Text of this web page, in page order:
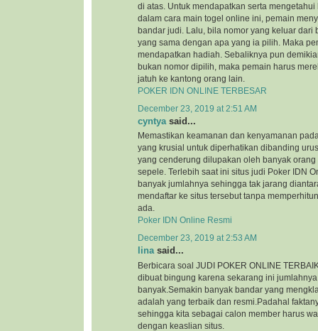
di atas. Untuk mendapatkan serta
dalam cara main togel online ini, pemain
bandar judi. Lalu, bila nomor yang keluar dari
yang sama dengan apa yang ia pilih. Maka
mendapatkan hadiah. Sebaliknya pun
bukan nomor dipilih, maka pemain harus
jatuh ke kantong orang lain.
POKER IDN ONLINE TERBESAR
December 23, 2019 at 2:51 AM
cyntyasaid...
Memastikan keamanan dan kenyamanan
yang krusial untuk diperhatikan dibanding
yang cenderung dilupakan oleh banyak
sepele. Terlebih saat ini situs judi Poker IDN
banyak jumlahnya sehingga tak jarang
mendaftar ke situs tersebut tanpa
ada.
Poker IDN Online Resmi
December 23, 2019 at 2:53 AM
linasaid...
Berbicara soal JUDI POKER ONLINE
dibuat bingung karena sekarang ini
banyak.Semakin banyak bandar yang
adalah yang terbaik dan resmi.Padahal
sehingga kita sebagai calon member harus
dengan keaslian situs.